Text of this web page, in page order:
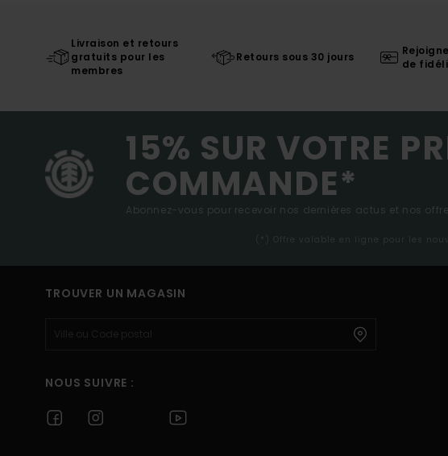
Livraison et retours
gratuits pour les
membres
Retours sous 30 jours
de
15% SUR VOTRE
COMMANDE*
Abonnez-vous pour recevoir nos dernières actus et nos
(*) Offre valable en ligne pour les
TROUVER UN MAGASIN
NOUS SUIVRE :